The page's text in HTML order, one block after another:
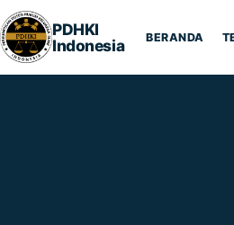
Lompat ke konten
PDHKI
Indonesia
BERANDA